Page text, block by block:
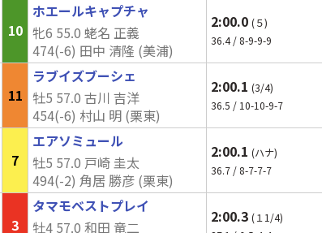
10
ホエールキャプチャ
牝6 55.0 蛯名 正義
474(-6) 田中 清隆 (美浦)
2:00.0 (５)
36.4 / 8-9-9-9
11
ラブイズブーシェ
牡5 57.0 古川 吉洋
454(-6) 村山 明 (栗東)
2:00.1 (3/4)
36.5 / 10-10-9-7
7
エアソミュール
牡5 57.0 戸崎 圭太
494(-2) 角居 勝彦 (栗東)
2:00.1 (ハナ)
36.7 / 8-7-7-7
3
タマモベストプレイ
牡4 57.0 和田 竜二
2:00.3 (１1/4)